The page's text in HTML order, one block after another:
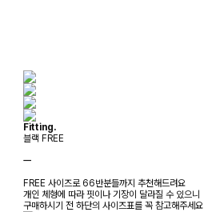
Fitting.
블랙 FREE
ㅡ
FREE 사이즈로 66반분들까지 추천해드려요
개인 체형에 따라 핏이나 기장이 달라질 수 있으니
구매하시기 전 하단의 사이즈표를 꼭 참고해주세요